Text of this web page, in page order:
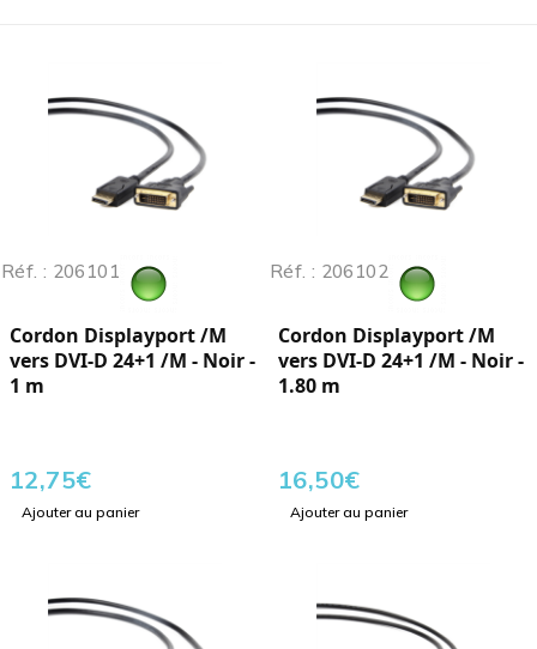
Réf. : 206101
Cordon Displayport /M
vers DVI-D 24+1 /M - Noir -
1 m
12,75€
Ajouter au panier
Réf. : 206102
Cordon Displayport /M
vers DVI-D 24+1 /M - Noir -
1.80 m
16,50€
Ajouter au panier